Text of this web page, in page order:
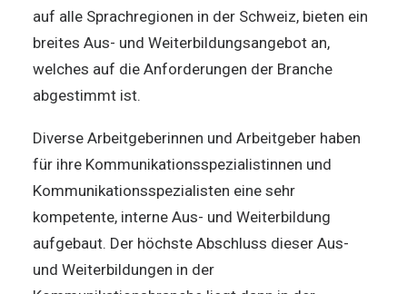
auf alle Sprachregionen in der Schweiz, bieten ein
breites Aus- und Weiterbildungsangebot an,
welches auf die Anforderungen der Branche
abgestimmt ist.
Diverse Arbeitgeberinnen und Arbeitgeber haben
für ihre Kommunikationsspezialistinnen und
Kommunikationsspezialisten eine sehr
kompetente, interne Aus- und Weiterbildung
aufgebaut. Der höchste Abschluss dieser Aus-
und Weiterbildungen in der